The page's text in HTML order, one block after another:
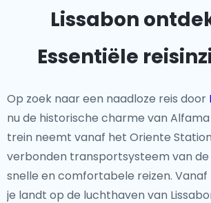
architectonische wonderen. Het São
biedt weidse uitzichten over de stad,
een wijk die wordt gevierd om zijn
erfgoed, uitnodigt tot verkenning. Het
bezoekers boeien met zijn
Niet te Missen
Van het spectaculaire uitkijkpunt van
Senhora do Monte tot de
Lissabon
Essentiële
Op zoek naar een naadloze reis door
nu de historische charme van
trein neemt vanaf het Oriente
verbonden transportsysteem van
snelle en comfortabele reizen.
je landt op de luchthaven van